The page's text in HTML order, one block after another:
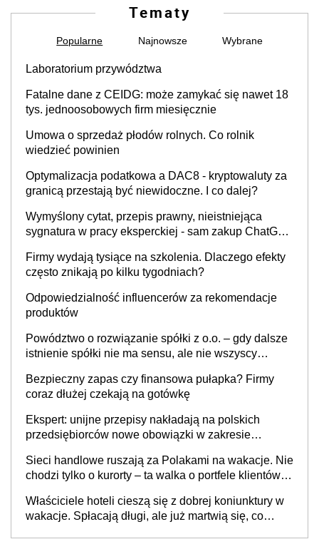
Tematy
Popularne Najnowsze Wybrane
Laboratorium przywództwa
Fatalne dane z CEIDG: może zamykać się nawet 18
tys. jednoosobowych firm miesięcznie
Umowa o sprzedaż płodów rolnych. Co rolnik
wiedzieć powinien
Optymalizacja podatkowa a DAC8 - kryptowaluty za
granicą przestają być niewidoczne. I co dalej?
Wymyślony cytat, przepis prawny, nieistniejąca
sygnatura w pracy eksperckiej - sam zakup ChatGPT
Firmy wydają tysiące na szkolenia. Dlaczego efekty
często znikają po kilku tygodniach?
Odpowiedzialność influencerów za rekomendacje
produktów
Powództwo o rozwiązanie spółki z o.o. – gdy dalsze
istnienie spółki nie ma sensu, ale nie wszyscy
Bezpieczny zapas czy finansowa pułapka? Firmy
coraz dłużej czekają na gotówkę
Ekspert: unijne przepisy nakładają na polskich
przedsiębiorców nowe obowiązki w zakresie
Sieci handlowe ruszają za Polakami na wakacje. Nie
chodzi tylko o kurorty – ta walka o portfele klientów
cichu
Właściciele hoteli cieszą się z dobrej koniunktury w
wakacje. Spłacają długi, ale już martwią się, co